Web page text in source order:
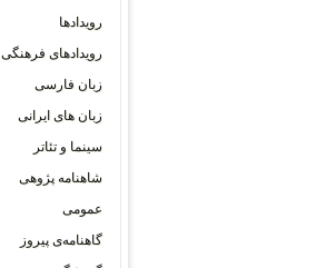
رویدادها
رویدادهای فرهنگی
زبان فارسی
زبان های ایرانی
سینما و تئاتر
شاهنامه پژوهی
عمومی
گاهنامه‌ی پیروز